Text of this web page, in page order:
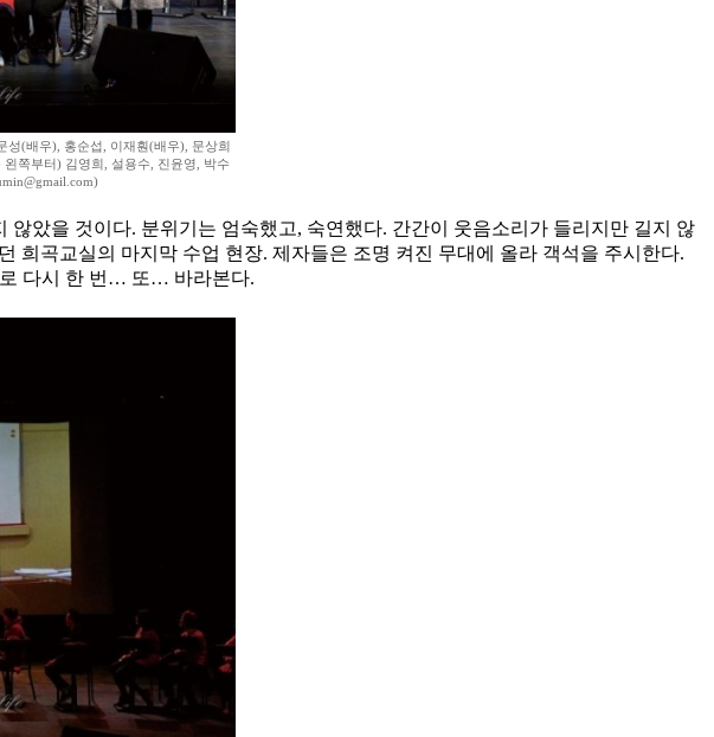
(배우), 홍순섭, 이재훤(배우), 문상희
쪽부터) 김영희, 설용수, 진윤영, 박수
았을 것이다. 분위기는 엄숙했고, 숙연했다. 간간이 웃음소리가 들리지만 길지 않
희곡교실의 마지막 수업 현장. 제자들은 조명 켜진 무대에 올라 객석을 주시한다.
로 다시 한 번… 또… 바라본다.